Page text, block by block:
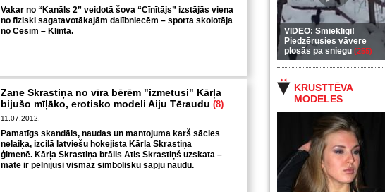
VIDEO: Smieklīgi!
Piedzērusies vāvere
plosās pa sniegu (255)
KRUSTTĒVA
MODELES
Vakar no “Kanāls 2” veidotā šova “Cīnītājs” izstājās viena
no fiziski sagatavotākajām dalībniecēm – sporta skolotāja
no Cēsīm – Klinta.
Zane Skrastiņa no vīra bērēm "izmetusi" Kārļa
bijušo mīļāko, erotisko modeli Aiju Tēraudu (8)
11.07.2012.
Pamatīgs skandāls, naudas un mantojuma karš sācies
nelaiķa, izcilā latviešu hokejista Kārļa Skrastiņa
ģimenē. Kārļa Skrastiņa brālis Atis Skrastiņš uzskata –
māte ir pelnījusi vismaz simbolisku sāpju naudu.